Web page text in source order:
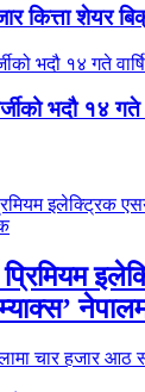
कित्ता शेयर
भदौ १४ गते